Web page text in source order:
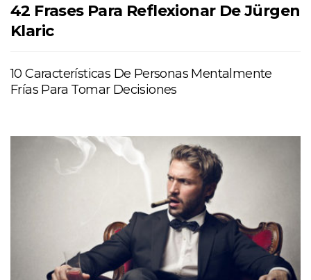
42 Frases Para Reflexionar De Jürgen
Klaric
10 Características De Personas Mentalmente
Frías Para Tomar Decisiones